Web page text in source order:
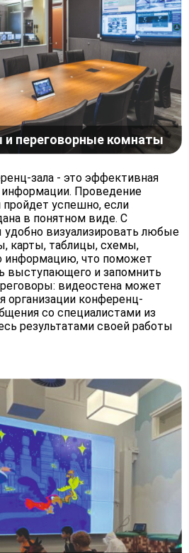
и переговорные комнаты
зала - это эффективная
Проведение
успешно, если
в понятном виде. С
визуализировать любые
карты, таблицы, схемы,
информацию, что поможет
выступающего и запомнить
видеостена может
организации конференц-
со специалистами из
результатами своей работы